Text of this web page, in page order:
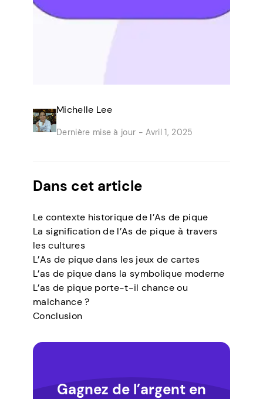
Michelle Lee
Dernière mise à jour - Avril 1, 2025
Dans cet article
Le contexte historique de l’As de pique
La signification de l’As de pique à travers
les cultures
L’As de pique dans les jeux de cartes
L’as de pique dans la symbolique moderne
L’as de pique porte-t-il chance ou
malchance ?
Conclusion
Gagnez de l’argent en